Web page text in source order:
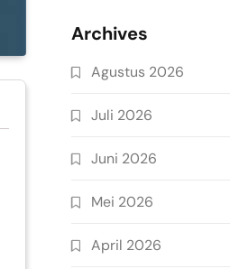
Archives
Agustus 2026
Juli 2026
Juni 2026
Mei 2026
April 2026